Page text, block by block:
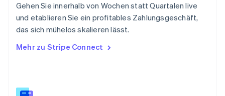
Gehen Sie innerhalb von Wochen statt Quartalen live
und etablieren Sie ein profitables Zahlungsgeschäft,
das sich mühelos skalieren lässt.
Mehr zu Stripe Connect
Singapur
English简体中文
Slowakei
Slowenien
English